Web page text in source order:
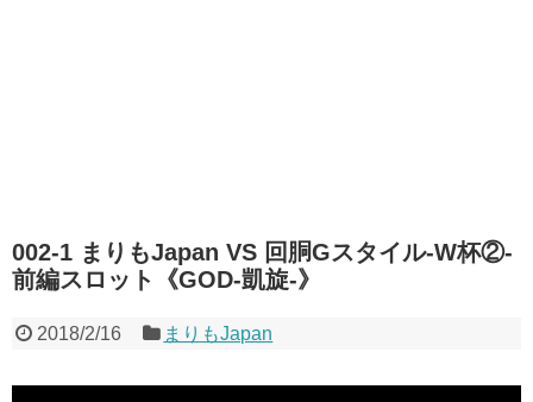
002-1 まりもJapan VS 回胴Gスタイル-W杯②-
前編スロット《GOD-凱旋-》
2018/2/16 まりもJapan